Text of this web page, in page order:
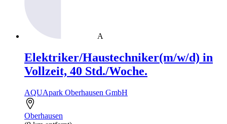
A
Elektriker/Haustechniker(m/w/d) in
Vollzeit, 40 Std./Woche.
AQUApark Oberhausen GmbH
Oberhausen